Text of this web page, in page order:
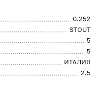
0.252
STOUT
5
5
ИТАЛИЯ
2.5